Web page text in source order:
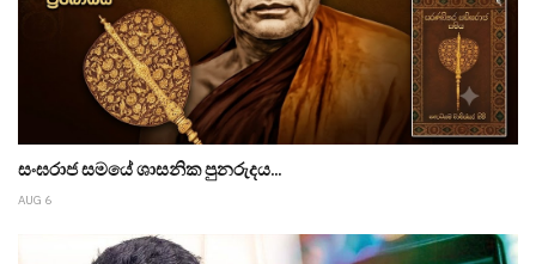
සංඝරාජ සමයේ ශාසනික පුනරුදය...
AUG 6